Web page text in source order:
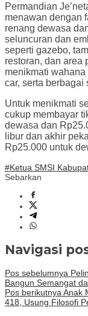
Permandian
menawan dengan
renang dewasa
seluncuran dan
seperti gazebo,
restoran, dan area
menikmati
car, serta berbagai
Untuk menikmati
cukup membayar
dewasa dan
libur dan akhir
Rp25.000 untuk
#Ketua SMSI
Sebarkan
Navigasi
Pos sebelumnya
Bangun Semangat
Pos berikutnya Anak
418, Usung Filosofi